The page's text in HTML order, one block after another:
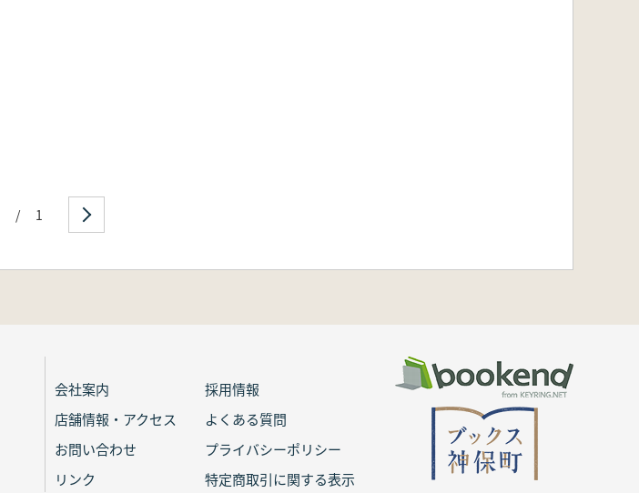
/ 1
会社案内
採用情報
店舗情報・アクセス
よくある質問
お問い合わせ
プライバシーポリシー
リンク
特定商取引に関する表示